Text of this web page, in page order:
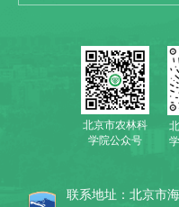
北京市农林科
学院公众号
联系地址：北京市